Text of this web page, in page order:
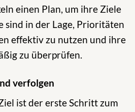
einen Plan, um ihre Ziele
sind in der Lage, Prioritäten
effektiv zu nutzen und ihre
zu überprüfen.
verfolgen
ist der erste Schritt zum